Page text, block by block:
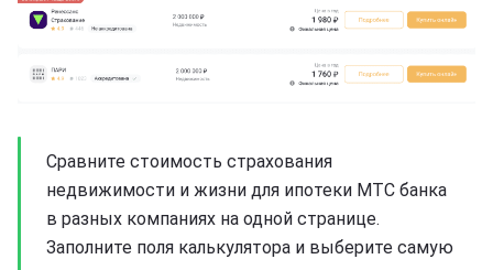
Сравните стоимость страхования
недвижимости и жизни для ипотеки МТС банка
в разных компаниях на одной странице.
Заполните поля калькулятора и выберите самую